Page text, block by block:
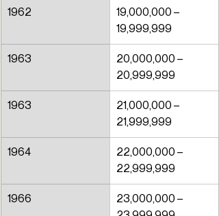
1962
19,000,000 –
19,999,999
1963
20,000,000 –
20,999,999
1963
21,000,000 –
21,999,999
1964
22,000,000 –
22,999,999
1966
23,000,000 –